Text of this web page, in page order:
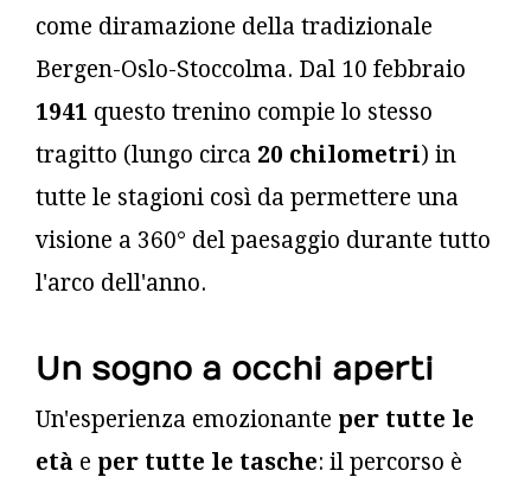
come diramazione della tradizionale
Bergen-Oslo-Stoccolma. Dal 10 febbraio
1941 questo trenino compie lo stesso
tragitto (lungo circa 20 chilometri) in
tutte le stagioni così da permettere una
visione a 360° del paesaggio durante tutto
l'arco dell'anno.
Un sogno a occhi aperti
Un'esperienza emozionante per tutte le
età e per tutte le tasche: il percorso è